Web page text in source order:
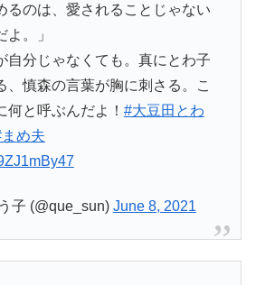
るのは、愛されることじゃない
。」
自分じゃなくても。真にとわ子
、慎森の言葉が胸に刺さる。こ
何と呼ぶんだよ！ #大豆田とわ
め夫
子 (@que_sun) June 8, 2021